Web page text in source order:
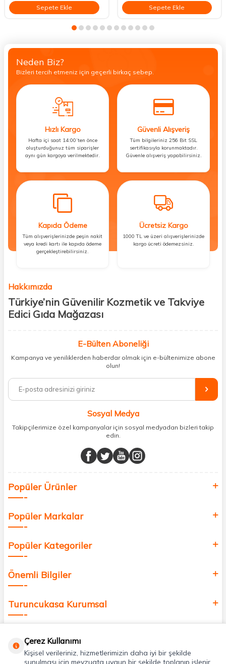
Sepete Ekle Sepete Ekle
Neden Biz?
Bizleri tercih etmeniz için geçerli birkaç sebep.
Hızlı Kargo
Hafta içi saat 14:00’ten önce
oluşturduğunuz tüm siparişler
aynı gün kargoya verilmektedir.
Güvenli Alışveriş
Tüm bilgileriniz 256 Bit SSL
sertifikasıyla korunmaktadır.
Güvenle alışveriş yapabilirsiniz.
Kapıda Ödeme
Tüm alışverişlerinizde peşin nakit
veya kredi kartı ile kapıda ödeme
gerçekleştirebilirsiniz.
Ücretsiz Kargo
1000 TL ve üzeri alışverişlerinizde
kargo ücreti ödemezsiniz.
Hakkımızda
Türkiye’nin Güvenilir Kozmetik ve Takviye
Edici Gıda Mağazası
kişisel bakım hem de takviye edici gıda ürünlerini sizlerle
buluşturuyoruz. Artık mağaza mağaza dolaşmanıza gerek yok;
ihtiyacınız olan her şeyi tek bir çatı altında topluyor ve kapınıza kadar
%100 orijinal kozmetik ve sağlık ürünleriyle güzelliğinizi tamamlayabilir,
vücudunuzu desteklemek için güvenilir takviye edici gıdalara
minerallere kadar binlerce ürünü uygun fiyat ve hızlı kargo avantajıyla
sunuyoruz.
buluşturuyor ve online alışveriş deneyiminizi en iyi hale getiriyoruz.
Sağlık, güzellik ve iyi yaşam için aradığınız her şey burada!
değer katmak için bize katılın!
E-Bülten Aboneliği
Kampanya ve yeniliklerden haberdar olmak için e-bültenimize abone
olun!
Sosyal Medya
Takipçilerimize özel kampanyalar için sosyal medyadan bizleri takip
edin.
Popüler Ürünler
Popüler Markalar
Popüler Kategoriler
Önemli Bilgiler
Turuncukasa Kurumsal
Çerez Kullanımı
Kişisel verileriniz, hizmetlerimizin daha iyi bir şekilde
sunulması için mevzuata uygun bir şekilde toplanıp işlenir.